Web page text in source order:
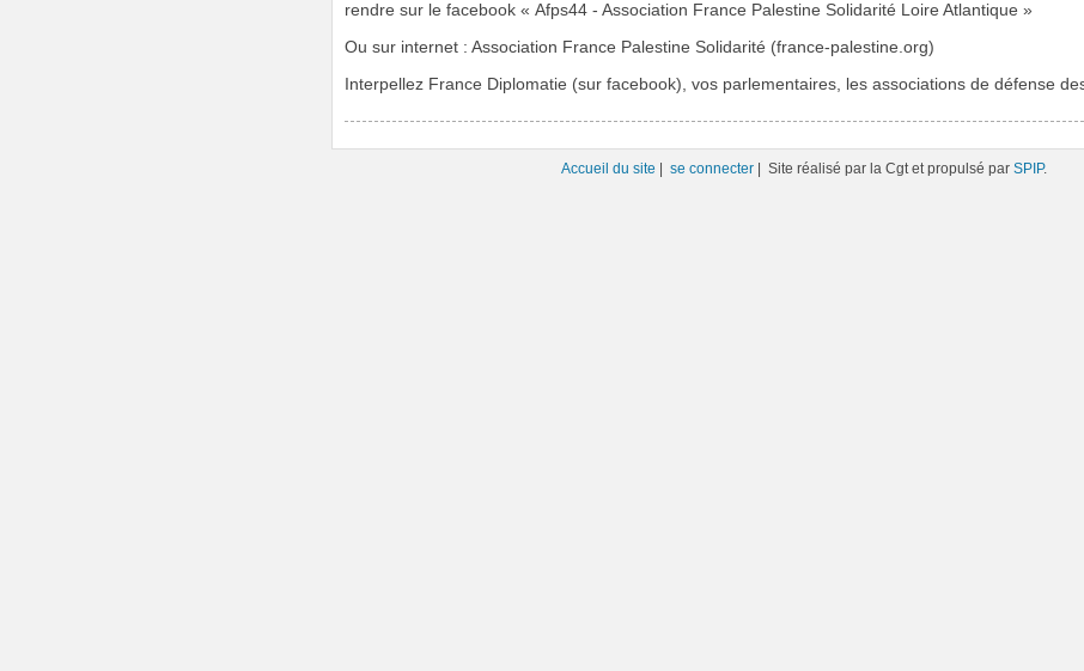
rendre sur le facebook « Afps44 - Association France Palestine Solidarité Loire Atlantique »
Ou sur internet : Association France Palestine Solidarité (france-palestine.org)
Interpellez France Diplomatie (sur facebook), vos parlementaires, les associations de défense
Accueil du site se connecter | Site réalisé par la Cgt et propulsé par SPIP.